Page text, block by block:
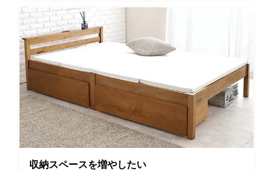
収納スペースを増やしたい